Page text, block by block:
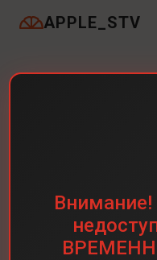
APPLE_STV